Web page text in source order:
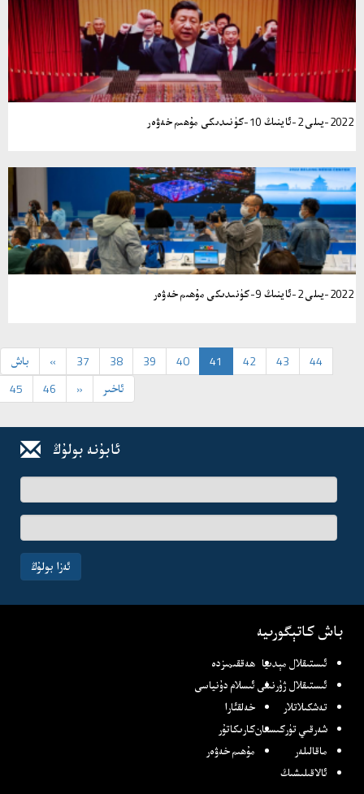
2022-يىلى 2-ئاينىڭ 10-كۈنىدىكى مۇھىم خەۋەر
2022-يىلى 2-ئاينىڭ 9-كۈنىدىكى مۇھىم خەۋەر
باش « 37 38 39 40 41 42 43
44
45
46 » ئاخىر
ئابۇنە بولۇڭ
ئىسىم-
فامىلىڭىز
ئېلخەت
ئادرىسىڭىز
ئەزا بولۇڭ
باش كاتېگورىيە
ئىستىقلال مېدىيا ھەققىمىزدە
ئىستىقلال ژۇرنىلى ئىسلام دۇنياسى
تەشكىلاتلار
خەلقئارا
شەرقىي تۈركىستانكارىكاتۇر
ماقالىلەر
مۇھىم خەۋەر
ئالاقىلىشىڭ